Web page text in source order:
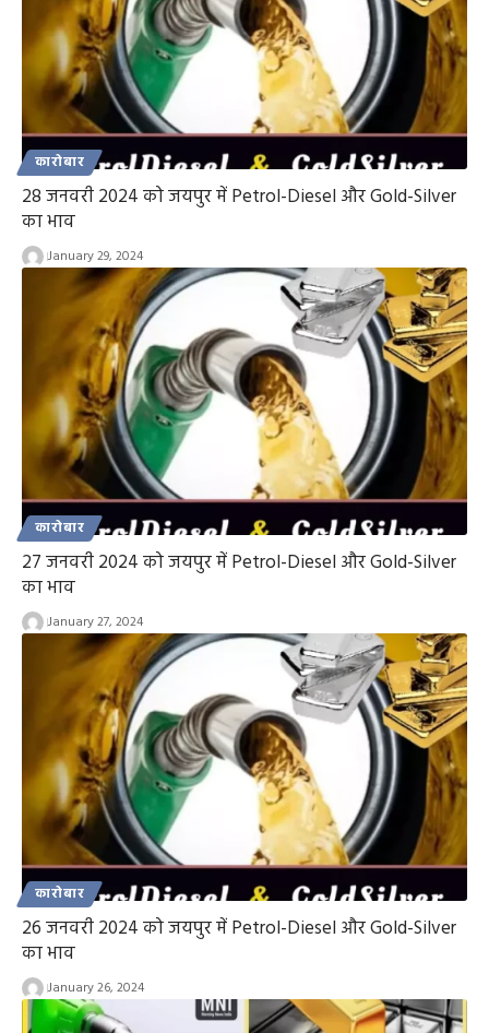
कारोबार
28 जनवरी 2024 को जयपुर में Petrol-Diesel और Gold-Silver
का भाव
January 29, 2024
कारोबार
27 जनवरी 2024 को जयपुर में Petrol-Diesel और Gold-Silver
का भाव
January 27, 2024
कारोबार
26 जनवरी 2024 को जयपुर में Petrol-Diesel और Gold-Silver
का भाव
January 26, 2024